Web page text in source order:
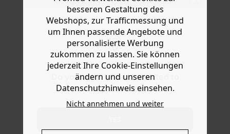
Do you want to be redirected to
www.promod.com ?
Einheitsgröße aus weichem Leder hat einen
Druckknopfverschluss und 2 Fächer, davon eines mit
Zipper. Eine schöne Geschenkidee!
besseren Gestaltung des
Webshops, zur Trafficmessung und
um Ihnen passende Angebote und
personalisierte Werbung
zukommen zu lassen. Sie können
jederzeit Ihre Cookie-Einstellungen
ändern und unseren
Datenschutzhinweis einsehen.
Nicht annehmen und weiter